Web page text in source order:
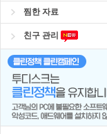
찜한 자료
친구 관리